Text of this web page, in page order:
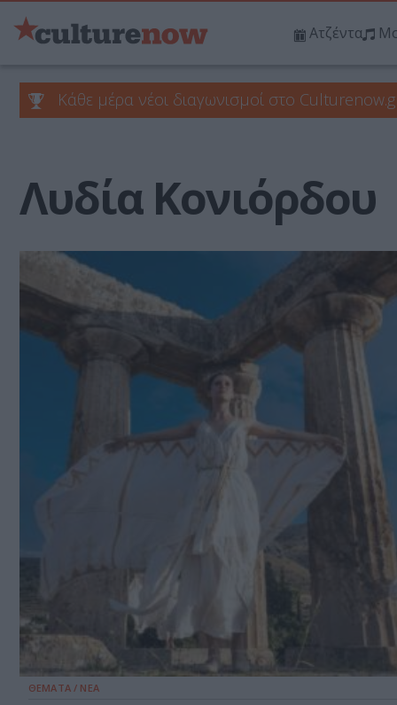
Ατζέντα
Κάθε μέρα νέοι διαγωνισμοί στο
Λυδία Κονιόρδου
ΘΕΜΑΤΑ / ΝΕΑ